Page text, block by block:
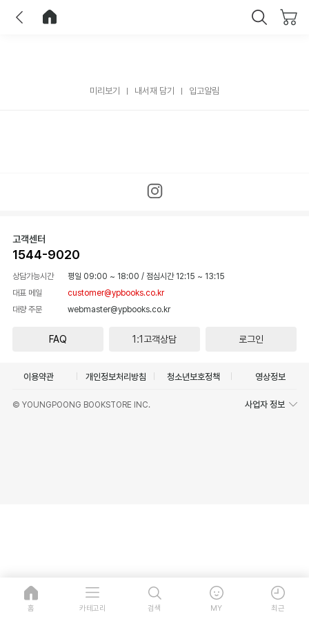
미리보기 내서재 담기 입고알림
고객센터
1544-9020
상담가능시간 평일 09:00 ~ 18:00 / 점심시간 12:15 ~ 13:15
대표 메일
customer@ypbooks.co.kr
대량 주문
webmaster@ypbooks.co.kr
FAQ 1:1고객상담 로그인
이용약관 개인정보처리방침 청소년보호정책 영상정보
© YOUNGPOONG BOOKSTORE INC. 사업자 정보
홈 카테고리 검색 MY 최근